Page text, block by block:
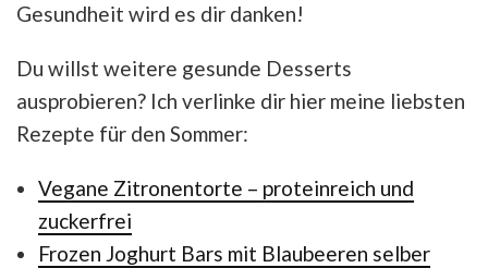
Gesundheit wird es dir danken!
Du willst weitere gesunde Desserts
ausprobieren? Ich verlinke dir hier meine liebsten
Rezepte für den Sommer:
Vegane Zitronentorte – proteinreich und
zuckerfrei
Frozen Joghurt Bars mit Blaubeeren selber